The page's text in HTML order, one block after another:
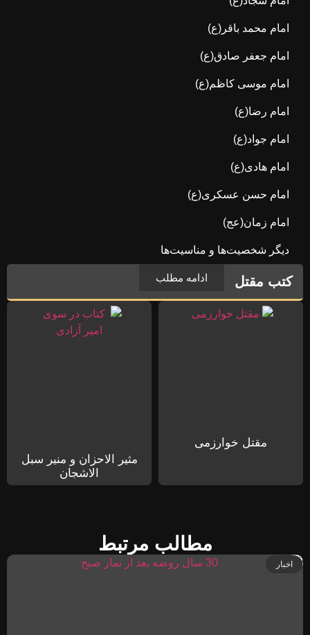
امام محمد باقر(ع)
امام جعفر صادق(ع)
امام موسی کاظم(ع)
امام رضا(ع)
امام جواد(ع)
امام هادی(ع)
امام حسن عسکری(ع)
امام زمان(عج)
دیگر شخصیت‌ها و مناسیت‌ها
کتب مقتل ادامه مطلب
مقتل خوارزمی
مثیر الاحزان و منیر سبل
الاشجان
مطالب مرتبط
اخبار